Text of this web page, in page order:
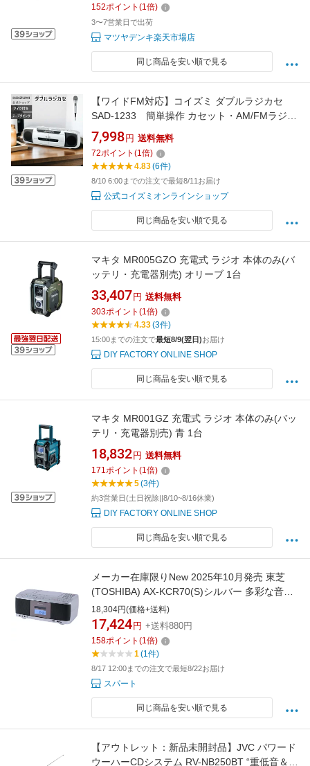
152ポイント (1倍)
3〜7営業日で出荷
マツヤデンキ楽天市場店
同じ商品を安い順で見る
【ワイドFM対応】コイズミ ダブルラジカセ
SAD-1233 簡単操作 カセット・AM/FMラジオ
ダブルカセット録音 マイク付き 電源コード付
属 小泉成器 KOIZUMI アウトレット 2016年モ
デル
7,998 円 送料無料
72ポイント (1倍)
4.83(6件)
8/10 6:00までの注文で最短8/11お届け
公式コイズミオンラインショップ
同じ商品を安い順で見る
マキタ MR005GZO 充電式 ラジオ 本体のみ(バ
ッテリ・充電器別売) オリーブ 1台
33,407 円 送料無料
303ポイント (1倍)
4.33(3件)
15:00までの注文で最短8/9(翌日)お届け
DIY FACTORY ONLINE SHOP
同じ商品を安い順で見る
マキタ MR001GZ 充電式 ラジオ 本体のみ(バッ
テリ・充電器別売) 青 1台
18,832 円 送料無料
171ポイント (1倍)
5(3件)
約3営業日(土日祝除||8/10~8/16休業)
DIY FACTORY ONLINE SHOP
同じ商品を安い順で見る
メーカー在庫限りNew 2025年10月発売 東芝
(TOSHIBA) AX-KCR70(S)シルバー 多彩な音源
の再生に対応デジタル保存もできる多機能CDラ
ジカセ SD/USB/CDラジオカセットレコーダー
4560158876927
18,304円(価格+送料)
17,424 円 +送料880円
158ポイント (1倍)
1(1件)
8/17 12:00までの注文で最短8/22お届け
スパート
同じ商品を安い順で見る
【アウトレット：新品未開封品】JVC パワード
ウーハーCDシステム RV-NB250BT “重低音＆タ